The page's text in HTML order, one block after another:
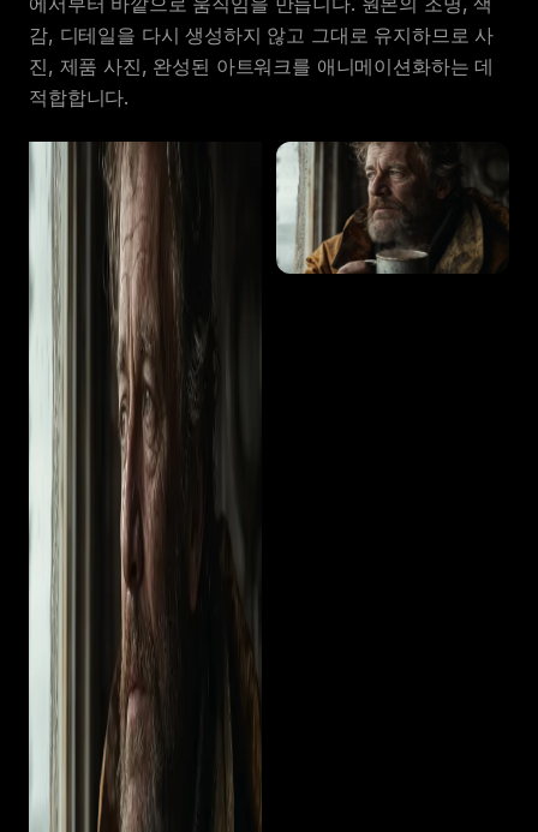
감, 디테일을 다시 생성하지 않고 그대로 유지하므로 사
진, 제품 사진, 완성된 아트워크를 애니메이션화하는 데
적합합니다.